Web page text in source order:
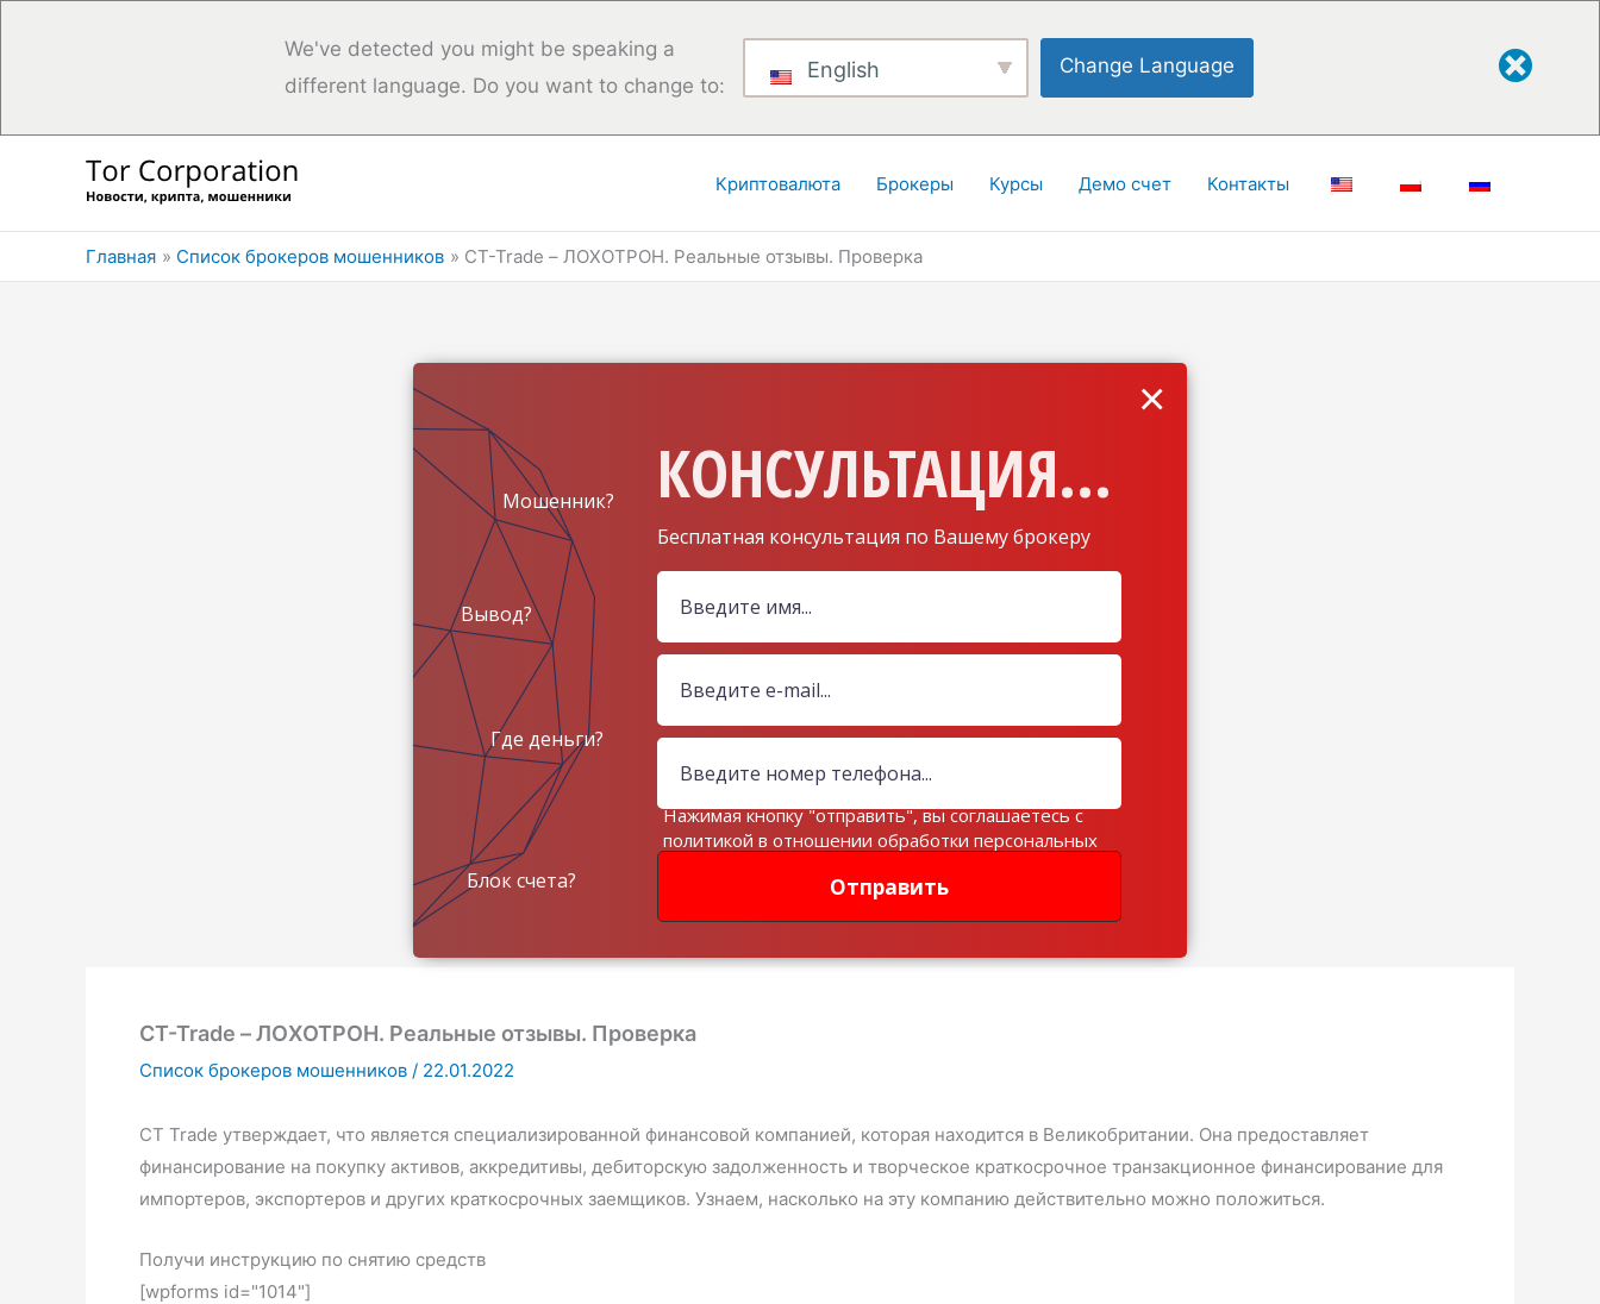
We've detected you might be speaking a
different language. Do you want to change to:
English Change Language
Криптовалюта Брокеры Курсы Демо счет Контакты
Главная Список брокеров мошенников CT-Trade – ЛОХОТРОН. Реальные отзывы. Проверка
КОНСУЛЬТАЦИЯ...
Бесплатная консультация по Вашему брокеру
Мошенник?
Вывод?
Где деньги?
Блок счета? Отправить
×
Нажимая кнопку "отправить", вы соглашаетесь с
политикой в отношении обработки персональных
CT-Trade – ЛОХОТРОН. Реальные отзывы. Проверка
Список брокеров мошенников / 22.01.2022
СT Trade утверждает, что является специализированной финансовой компанией, которая находится в Великобритании. Она предоставляет
финансирование на покупку активов, аккредитивы, дебиторскую задолженность и творческое краткосрочное транзакционное финансирование для
импортеров, экспортеров и других краткосрочных заемщиков. Узнаем, насколько на эту компанию действительно можно положиться.
Получи инструкцию по снятию средств
[wpforms id="1014"]